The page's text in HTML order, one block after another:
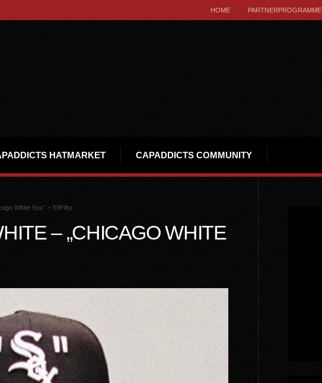
HOME PARTNERPROGRAMME
HATMARKET CAPADDICTS COMMUNITY
White Sox“ – 59Fifty
– „CHICAGO WHITE